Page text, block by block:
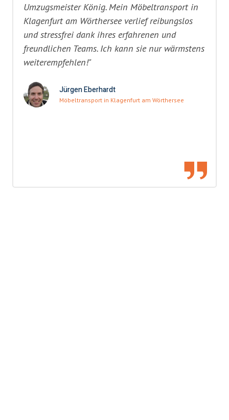
Umzugsmeister König. Mein Möbeltransport in
Klagenfurt am Wörthersee verlief reibungslos
und stressfrei dank ihres erfahrenen und
freundlichen Teams. Ich kann sie nur wärmstens
weiterempfehlen!"
Jürgen Eberhardt
Möbeltransport in Klagenfurt am Wörthersee